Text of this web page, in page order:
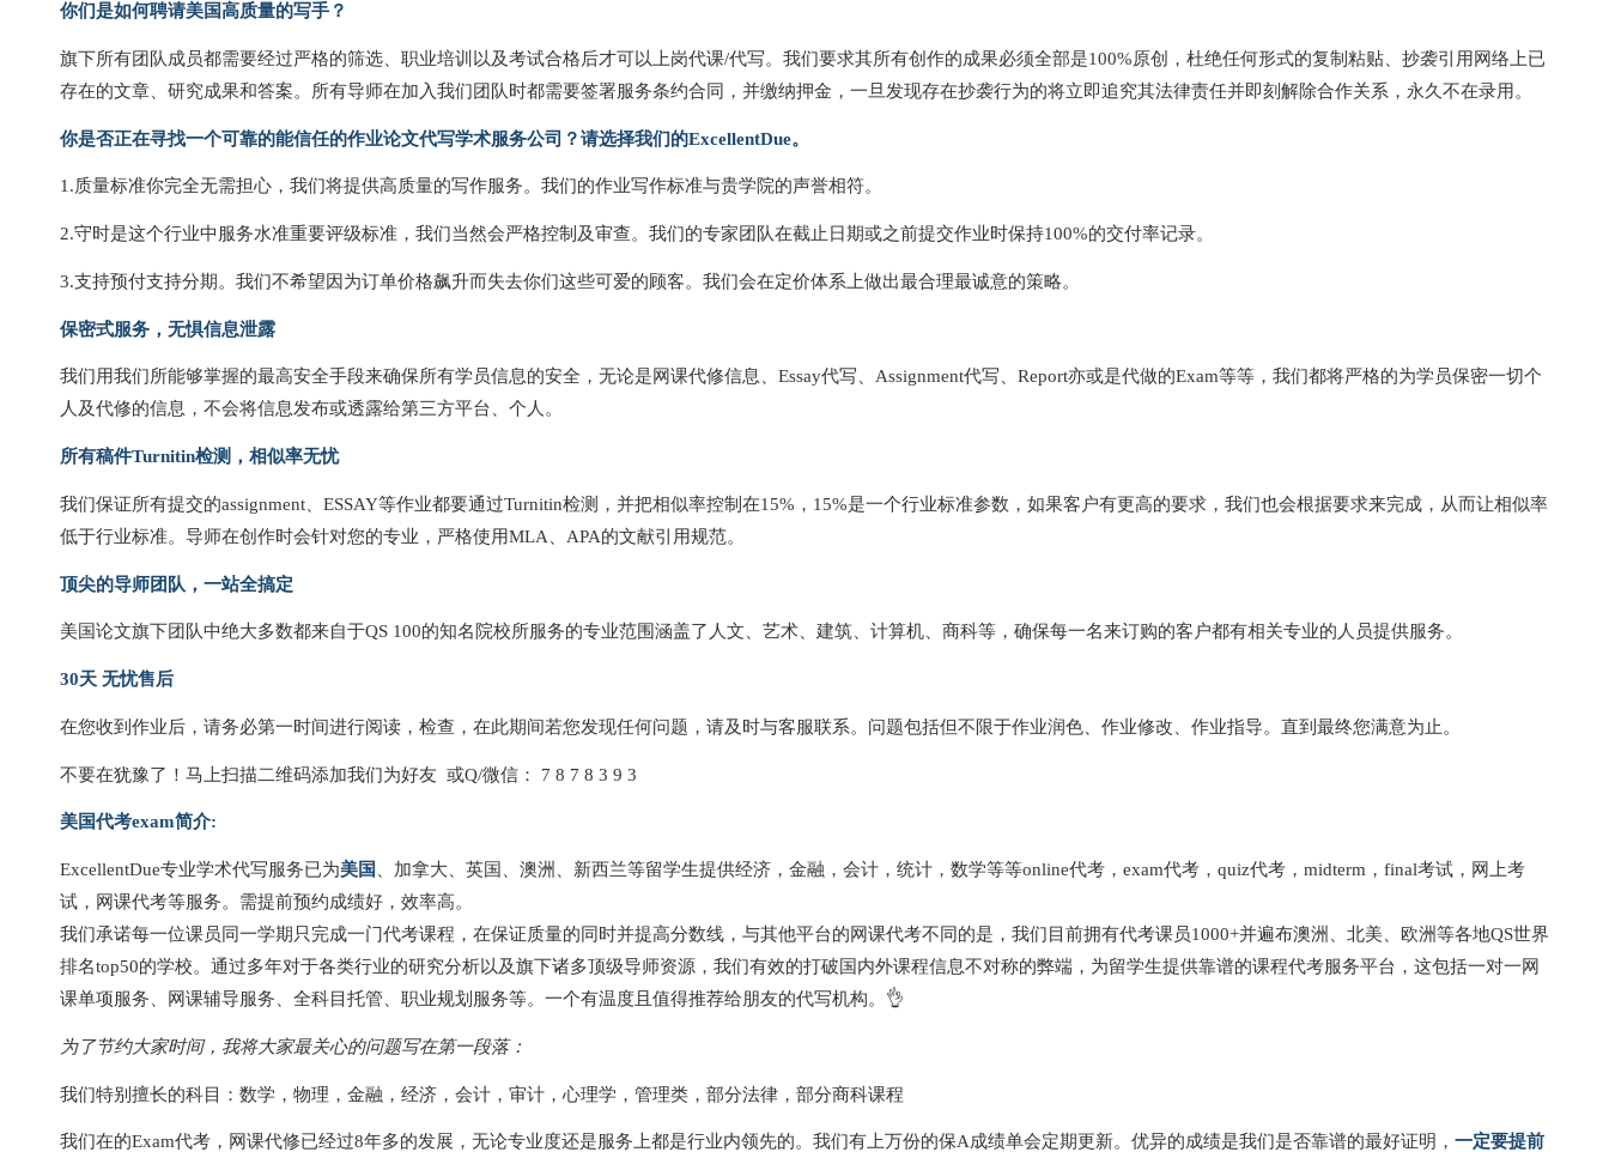
你们是如何聘请美国高质量的写手？
旗下所有团队成员都需要经过严格的筛选、职业培训以及考试合格后才可以上岗代课/代写。我们要求其所有创作的成果必须全部是100%原创，杜绝任何形式的复制粘贴、抄袭引用网络上已
存在的文章、研究成果和答案。所有导师在加入我们团队时都需要签署服务条约合同，并缴纳押金，一旦发现存在抄袭行为的将立即追究其法律责任并即刻解除合作关系，永久不在录用。
你是否正在寻找一个可靠的能信任的作业论文代写学术服务公司？请选择我们的ExcellentDue。
1.质量标准你完全无需担心，我们将提供高质量的写作服务。我们的作业写作标准与贵学院的声誉相符。
2.守时是这个行业中服务水准重要评级标准，我们当然会严格控制及审查。我们的专家团队在截止日期或之前提交作业时保持100%的交付率记录。
3.支持预付支持分期。我们不希望因为订单价格飙升而失去你们这些可爱的顾客。我们会在定价体系上做出最合理最诚意的策略。
保密式服务，无惧信息泄露
我们用我们所能够掌握的最高安全手段来确保所有学员信息的安全，无论是网课代修信息、Essay代写、Assignment代写、Report亦或是代做的Exam等等，我们都将严格的为学员保密一切个
人及代修的信息，不会将信息发布或透露给第三方平台、个人。
所有稿件Turnitin检测，相似率无忧
我们保证所有提交的assignment、ESSAY等作业都要通过Turnitin检测，并把相似率控制在15%，15%是一个行业标准参数，如果客户有更高的要求，我们也会根据要求来完成，从而让相似率
低于行业标准。导师在创作时会针对您的专业，严格使用MLA、APA的文献引用规范。
顶尖的导师团队，一站全搞定
美国论文旗下团队中绝大多数都来自于QS 100的知名院校所服务的专业范围涵盖了人文、艺术、建筑、计算机、商科等，确保每一名来订购的客户都有相关专业的人员提供服务。
30天 无忧售后
在您收到作业后，请务必第一时间进行阅读，检查，在此期间若您发现任何问题，请及时与客服联系。问题包括但不限于作业润色、作业修改、作业指导。直到最终您满意为止。
不要在犹豫了！马上扫描二维码添加我们为好友 或Q/微信： 7 8 7 8 3 9 3
美国代考exam简介:
ExcellentDue专业学术代写服务已为美国
、加拿大、英国、澳洲、新西兰等留学生提供经济，金融，会计，统计，数学等等online代考，exam代考，quiz代考，midterm，final考试，网上考
试，网课代考等服务。需提前预约成绩好，效率高。
我们承诺每一位课员同一学期只完成一门代考课程，在保证质量的同时并提高分数线，与其他平台的网课代考不同的是，我们目前拥有代考课员1000+并遍布澳洲、北美、欧洲等各地QS世界
排名top50的学校。通过多年对于各类行业的研究分析以及旗下诸多顶级导师资源，我们有效的打破国内外课程信息不对称的弊端，为留学生提供靠谱的课程代考服务平台，这包括一对一网
课单项服务、网课辅导服务、全科目托管、职业规划服务等。一个有温度且值得推荐给朋友的代写机构。👌
为了节约大家时间，我将大家最关心的问题写在第一段落：
我们特别擅长的科目：数学，物理，金融，经济，会计，审计，心理学，管理类，部分法律，部分商科课程
我们在的Exam代考，网课代修已经过8年多的发展，无论专业度还是服务上都是行业内领先的。我们有上万份的保A成绩单会定期更新。优异的成绩是我们是否靠谱的最好证明， 一定要提前